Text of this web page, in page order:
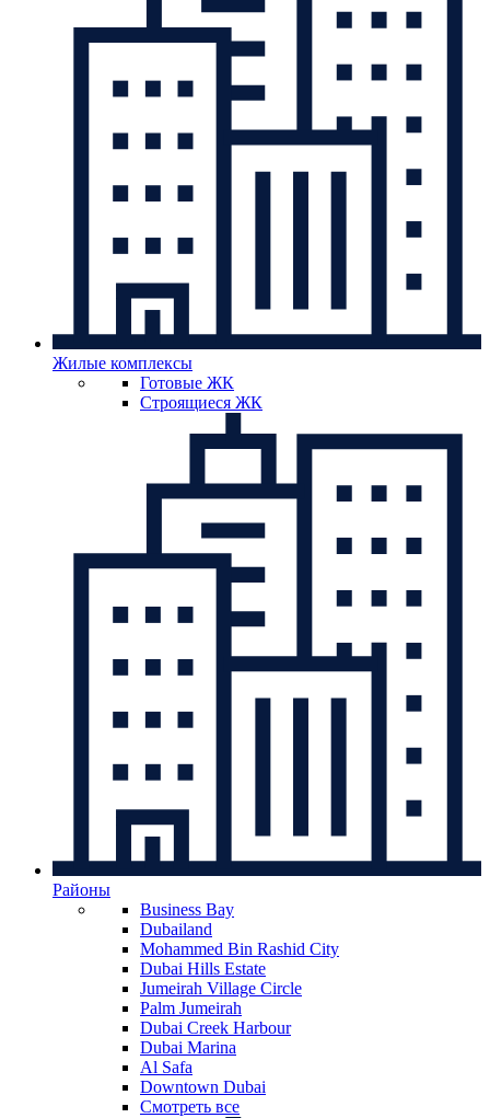
Жилые комплексы
Готовые ЖК
Строящиеся ЖК
Районы
Business Bay
Dubailand
Mohammed Bin Rashid City
Dubai Hills Estate
Jumeirah Village Circle
Palm Jumeirah
Dubai Creek Harbour
Dubai Marina
Al Safa
Downtown Dubai
Смотреть все